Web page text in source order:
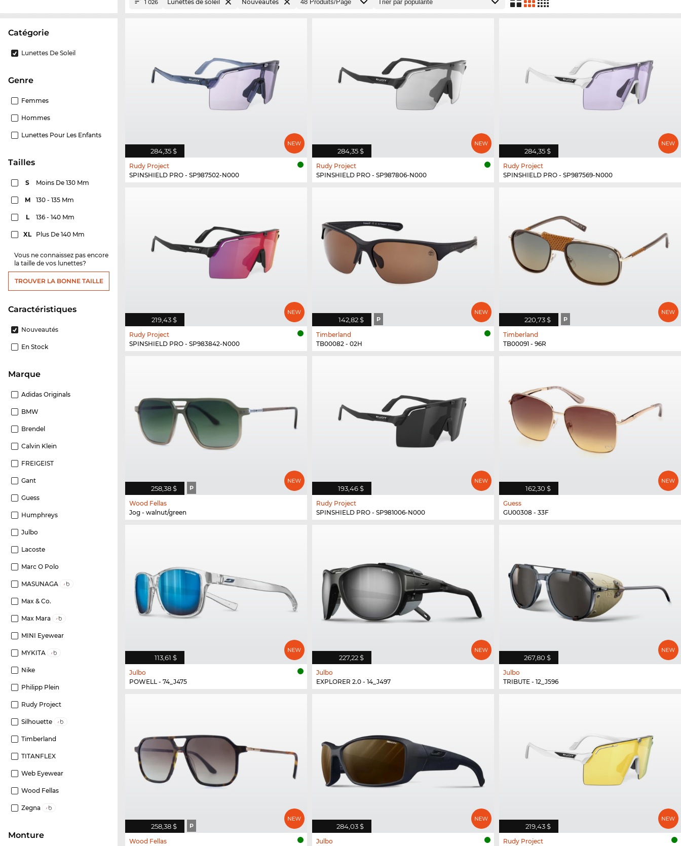
Catégorie
Lunettes De Soleil
Genre
Femmes
Hommes
Lunettes Pour Les Enfants
Tailles
S Moins De 130 Mm
M 130 - 135 Mm
L 136 - 140 Mm
XL Plus De 140 Mm
Vous ne connaissez pas encore
la taille de vos lunettes?
TROUVER LA BONNE TAILLE
Caractéristiques
Nouveautés
En Stock
Marque
Adidas Originals
BMW
Brendel
Calvin Klein
FREIGEIST
Gant
Guess
Humphreys
Julbo
Lacoste
Marc O Polo
MASUNAGA
Max & Co.
Max Mara
MINI Eyewear
MYKITA
Nike
Philipp Plein
Rudy Project
Silhouette
Timberland
TITANFLEX
Web Eyewear
Wood Fellas
Zegna
Monture
1 026 Lunettes de soleil Nouveautés
284,35 $
Rudy Project
SPINSHIELD PRO - SP987502-N000
284,35 $
Rudy Project
SPINSHIELD PRO - SP987806-N000
284,35 $
Rudy Project
SPINSHIELD PRO - SP987569-N000
219,43 $
Rudy Project
SPINSHIELD PRO - SP983842-N000
142,82 $ P
Timberland
TB00082 - 02H
220,73 $ P
Timberland
TB00091 - 96R
258,38 $ P
Wood Fellas
Jog - walnut/green
193,46 $
Rudy Project
SPINSHIELD PRO - SP981006-N000
162,30 $
Guess
GU00308 - 33F
113,61 $
Julbo
POWELL - 74_J475
227,22 $
Julbo
EXPLORER 2.0 - 14_J497
267,80 $
Julbo
TRIBUTE - 12_J596
258,38 $ P
Wood Fellas
284,03 $
Julbo
219,43 $
Rudy Project